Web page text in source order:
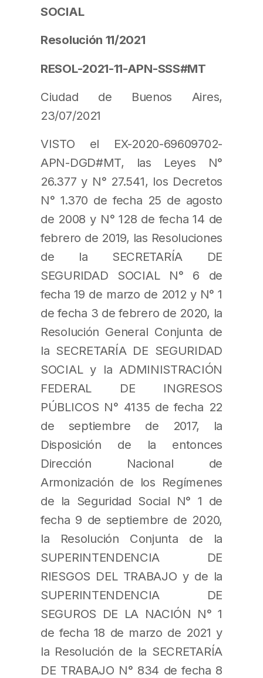
SOCIAL
Resolución 11/2021
RESOL-2021-11-APN-SSS#MT
Ciudad de Buenos Aires,
23/07/2021
VISTO el EX-2020-69609702-
APN-DGD#MT, las Leyes N°
26.377 y N° 27.541, los Decretos
N° 1.370 de fecha 25 de agosto
de 2008 y N° 128 de fecha 14 de
febrero de 2019, las Resoluciones
de la SECRETARÍA DE
SEGURIDAD SOCIAL N° 6 de
fecha 19 de marzo de 2012 y N° 1
de fecha 3 de febrero de 2020, la
Resolución General Conjunta de
la SECRETARÍA DE SEGURIDAD
SOCIAL y la ADMINISTRACIÓN
FEDERAL DE INGRESOS
PÚBLICOS N° 4135 de fecha 22
de septiembre de 2017, la
Disposición de la entonces
Dirección Nacional de
Armonización de los Regímenes
de la Seguridad Social N° 1 de
fecha 9 de septiembre de 2020,
la Resolución Conjunta de la
SUPERINTENDENCIA DE
RIESGOS DEL TRABAJO y de la
SUPERINTENDENCIA DE
SEGUROS DE LA NACIÓN N° 1
de fecha 18 de marzo de 2021 y
la Resolución de la SECRETARÍA
DE TRABAJO N° 834 de fecha 8